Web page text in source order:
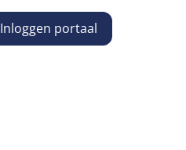
Inloggen portaal